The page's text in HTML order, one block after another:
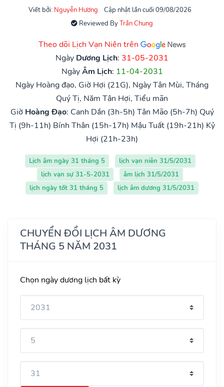
Viết bởi: Nguyễn Hương
Cập nhật lần cuối 09/08/2026
Reviewed ByTrần Chung
Theo dõi Lịch Vạn Niên trên
Ngày Dương Lịch: 31-05-2031
NgàyÂm Lịch: 11-04-2031
Ngày Hoàng đạo, Giờ Hợi (21G), Ngày Tân Mùi, Tháng
Quý Tị, Năm Tân Hợi, Tiểu mãn
Giờ Hoàng Đạo: Canh Dần (3h-5h) Tân Mão (5h-7h) Quý
Tị (9h-11h) Bính Thân (15h-17h) Mậu Tuất (19h-21h) Kỷ
Hợi (21h-23h)
Lịch âm ngày 31 tháng 5
lịch vạn niên 31/5/2031
lịch vạn sự 31-5-2031
âm lịch 31/5/2031
lịch ngày tốt 31 tháng 5
lịch âm dương 31/5/2031
CHUYỂN ĐỔI LỊCH ÂM DƯƠNG
THÁNG 5 NĂM 2031
Chọn ngày dương lịch bất kỳ